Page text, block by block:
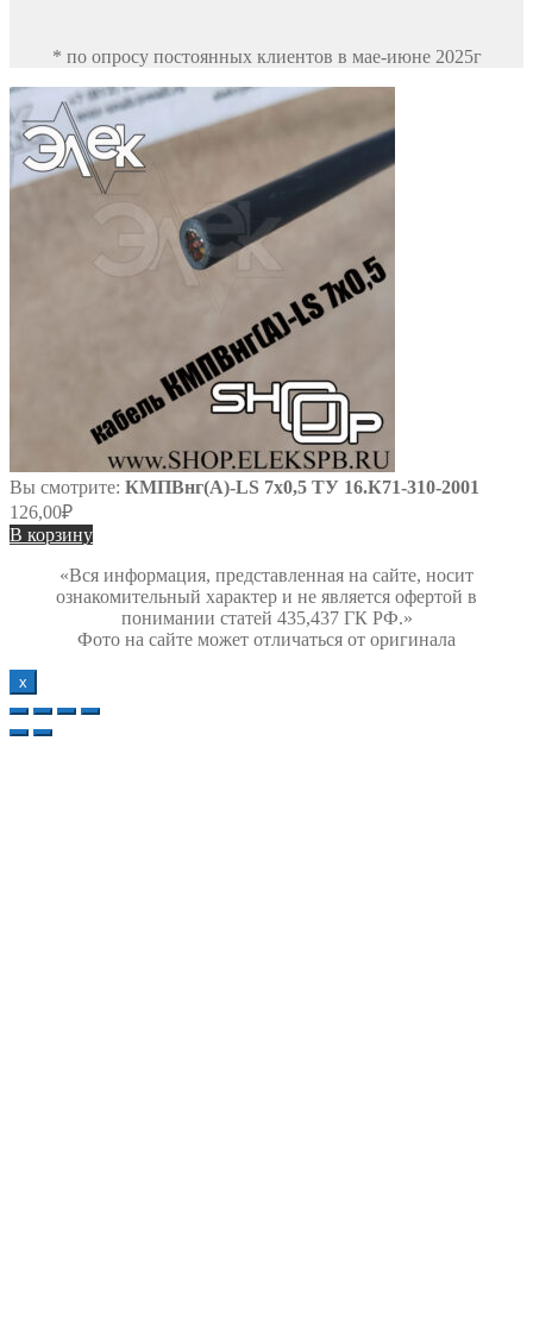
* по опросу постоянных клиентов в мае-июне 2025г
Вы смотрите: КМПВнг(А)-LS 7х0,5 ТУ 16.К71-310-2001
126,00₽
В корзину
«Вся информация, представленная на сайте, носит
ознакомительный характер и не является офертой в
понимании статей 435,437 ГК РФ.»
Фото на сайте может отличаться от оригинала
х